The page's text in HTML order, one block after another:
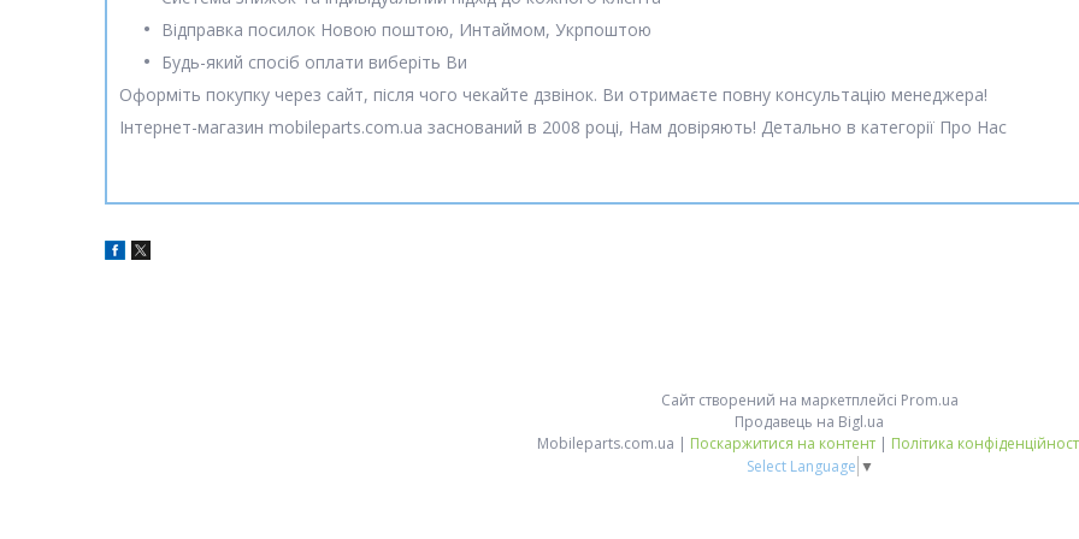
Відправка посилок Новою поштою, Интаймом, Укрпоштою
Будь-який спосіб оплати виберіть Ви
Оформіть покупку через сайт, після чого чекайте дзвінок. Ви отримаєте повну консультацію менеджера!
Інтернет-магазин mobileparts.com.ua заснований в 2008 році, Нам довіряють! Детально в категорії Про Нас
Сайт створений на маркетплейсі Prom.ua
Продавець на Bigl.ua
Mobileparts.com.ua | Поскаржитися на контент | Політика
Select Language ▼